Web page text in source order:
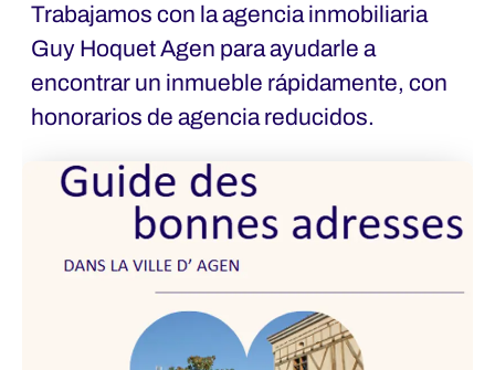
Trabajamos con la agencia inmobiliaria
Guy Hoquet Agen para ayudarle a
encontrar un inmueble rápidamente, con
honorarios de agencia reducidos.